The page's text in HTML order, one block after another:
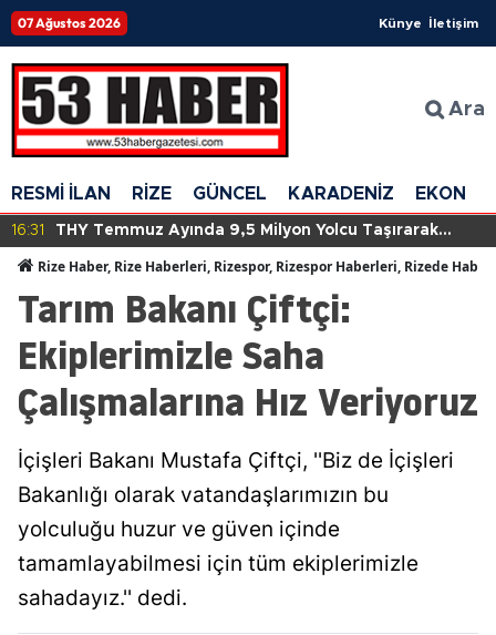
07 Ağustos 2026 Künye İletişim
Ara
RESMİ İLAN RİZE GÜNCEL KARADENİZ
16:31
THY Temmuz Ayında 9,5 Milyon Yolcu Taşırarak
Rize Haber, Rize Haberleri, Rizespor, Rizespor Haberleri, Rizede
Tarım Bakanı Çiftçi:
Ekiplerimizle Saha
Çalışmalarına Hız Veriyoruz
İçişleri Bakanı Mustafa Çiftçi, ''Biz de İçişleri
Bakanlığı olarak vatandaşlarımızın bu
yolculuğu huzur ve güven içinde
tamamlayabilmesi için tüm ekiplerimizle
sahadayız.'' dedi.